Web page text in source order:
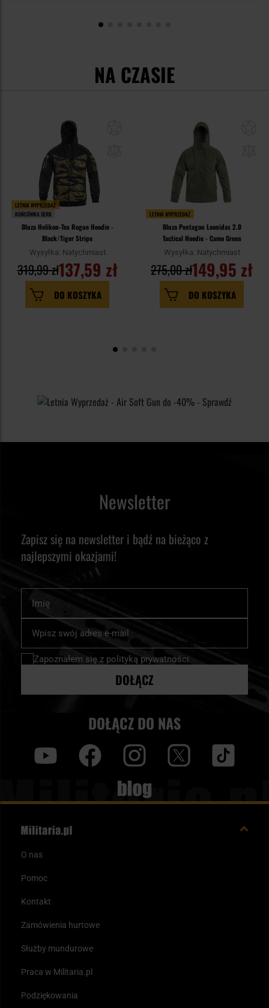
NA CZASIE
LETNIA WYPRZEDAŻ
KOŃCÓWKA SERII
Bluza Helikon-Tex Rogue Hoodie -
Black/Tiger Stripe
Wysyłka: Natychmiast
137,59 zł
319,99 zł
DO KOSZYKA
LETNIA WYPRZEDAŻ
Bluza Pentagon Leonidas 2.0
Tactical Hoodie - Camo Green
Wysyłka: Natychmiast
149,95 zł
275,00 zł
DO KOSZYKA
Newsletter
Zapisz się na newsletter i bądź na bieżąco z
najlepszymi okazjami!
nasz
newsletter:
Zapoznałem się z polityką prywatności
DOŁĄCZ
DOŁĄCZ DO NAS
Blog
O nas
Pomoc
Kontakt
Zamówienia hurtowe
Służby mundurowe
Praca w Militaria.pl
Podziękowania